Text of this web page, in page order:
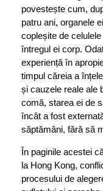
povestește cum,
patru ani, organele
copleșite de
întregul ei corp.
experiență în
timpul căreia a
și cauzele reale ale
comă, starea ei de
încât a fost
săptămâni, fără să
În paginile acestei
la Hong Kong,
procesului de